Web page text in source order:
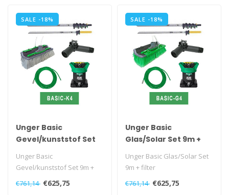
SALE -18%
Unger Basic
Gevel/kunststof Set
Unger Basic
Gevel/kunststof Set 9m +
€761,14 €625,75
SALE -18%
Unger Basic
Glas/Solar Set 9m +
Unger Basic Glas/Solar Set
9m + filter
€761,14 €625,75